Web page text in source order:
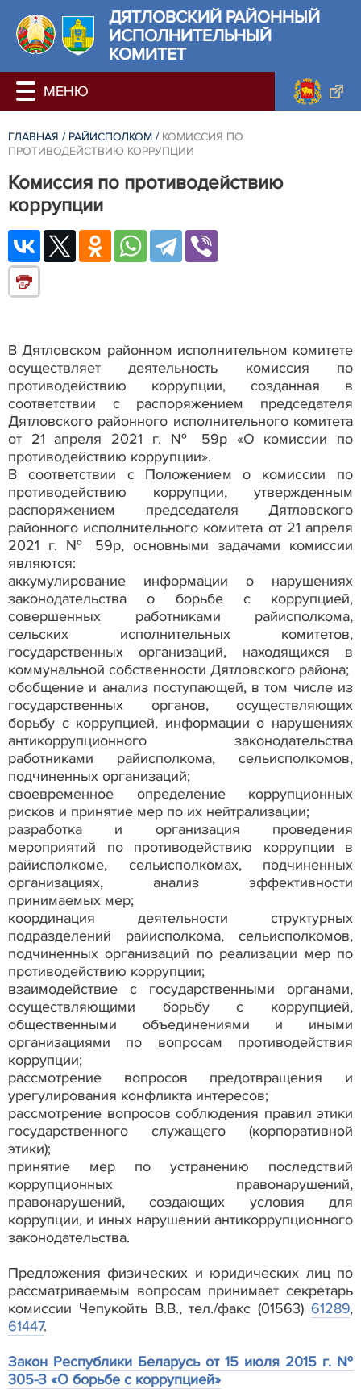
ДЯТЛОВСКИЙ РАЙОННЫЙ
ИСПОЛНИТЕЛЬНЫЙ
КОМИТЕТ
ГЛАВНАЯ / РАЙИСПОЛКОМ / КОМИССИЯ ПО
ПРОТИВОДЕЙСТВИЮ КОРРУПЦИИ
Комиссия по противодействию
коррупции
В Дятловском районном исполнительном комитете
осуществляет деятельность комиссия по
противодействию коррупции, созданная в
соответствии с распоряжением председателя
Дятловского районного исполнительного комитета
от 21 апреля 2021 г. № 59р «О комиссии по
противодействию коррупции».
В соответствии с Положением о комиссии по
противодействию коррупции, утвержденным
распоряжением председателя Дятловского
районного исполнительного комитета от 21 апреля
2021 г. № 59р, основными задачами комиссии
являются:
аккумулирование информации о нарушениях
законодательства о борьбе с коррупцией,
совершенных работниками райисполкома,
сельских исполнительных комитетов,
государственных организаций, находящихся в
коммунальной собственности Дятловского района;
обобщение и анализ поступающей, в том числе из
государственных органов, осуществляющих
борьбу с коррупцией, информации о нарушениях
антикоррупционного законодательства
работниками райисполкома, сельисполкомов,
подчиненных организаций;
своевременное определение коррупционных
рисков и принятие мер по их нейтрализации;
разработка и организация проведения
мероприятий по противодействию коррупции в
райисполкоме, сельисполкомах, подчиненных
организациях, анализ эффективности
принимаемых мер;
координация деятельности структурных
подразделений райисполкома, сельисполкомов,
подчиненных организаций по реализации мер по
противодействию коррупции;
взаимодействие с государственными органами,
осуществляющими борьбу с коррупцией,
общественными объединениями и иными
организациями по вопросам противодействия
коррупции;
рассмотрение вопросов предотвращения и
урегулирования конфликта интересов;
рассмотрение вопросов соблюдения правил этики
государственного служащего (корпоративной
этики);
принятие мер по устранению последствий
коррупционных правонарушений,
правонарушений, создающих условия для
коррупции, и иных нарушений антикоррупционного
законодательства.
Предложения физических и юридических лиц по
рассматриваемым вопросам принимает секретарь
комиссии Чепукойть В.В., тел./факс (01563) 61289,
61447.
Закон Республики Беларусь от 15 июля 2015 г. №
305-З «О борьбе с коррупцией»